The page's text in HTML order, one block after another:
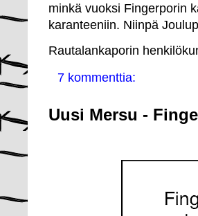
minkä vuoksi Fingerporin
karanteeniin. Niinpä
Rautalankaporin
7 kommenttia:
Uusi Mersu -